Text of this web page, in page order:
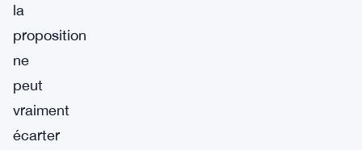
la
proposition
ne
peut
vraiment
écarter